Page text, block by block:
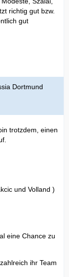
richtig gut bzw.
gut
Dortmund
trotzdem, einen
und Volland )
eine Chance zu
ihr Team